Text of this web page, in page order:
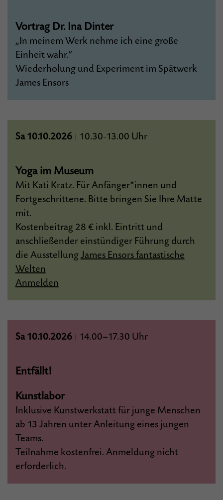
Vortrag Dr. Ina Dinter
„In meinem Werk nehme ich eine große
Einheit wahr.“
Wiederholung und Experiment im Spätwerk
James Ensors
Sa 10.10.2026 10.30–13.00 Uhr
Yoga im Museum
Mit Kati Kratz. Für Anfänger*innen und
Fortgeschrittene. Bitte bringen Sie Ihre Matte
mit.
Kostenbeitrag 28 € inkl. Eintritt und
anschließender einstündiger Führung durch
die AusstellungJames Ensors fantastische
Welten
Anmelden
Sa 10.10.2026 14.00–17.30 Uhr
Entfällt!
Kunstlabor
Inklusive Kunstwerkstatt für junge Menschen
ab 13 Jahren unter Anleitung eines jungen
Teams.
Teilnahme kostenfrei. Anmeldung nicht
erforderlich.